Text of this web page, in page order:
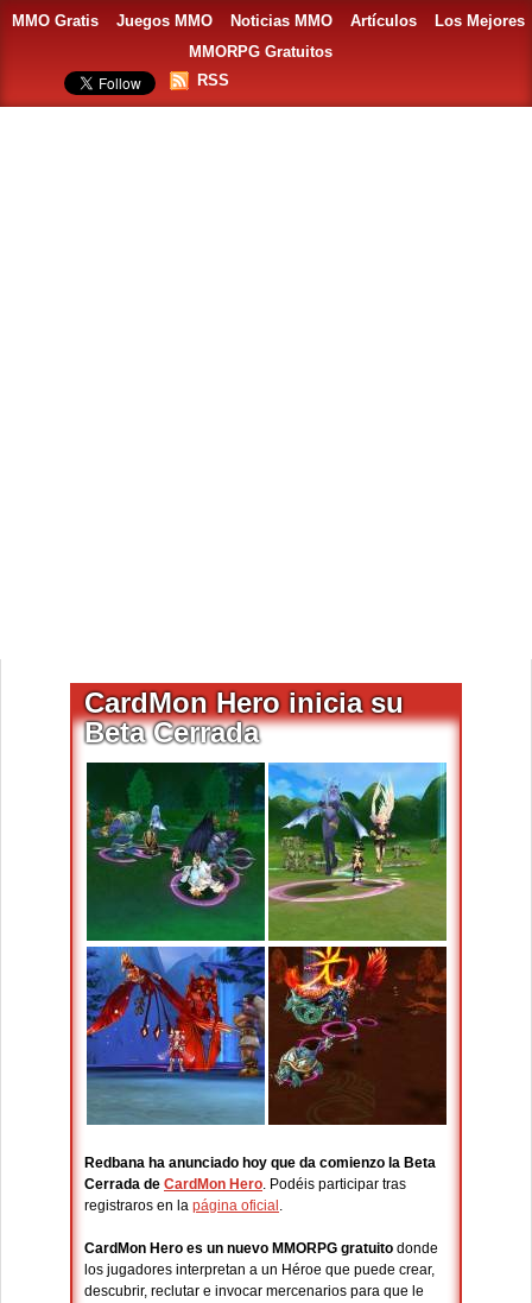
MMO Gratis Juegos MMO Noticias MMO Artículos
Los Mejores
MMORPG Gratuitos
RSS
CardMon Hero inicia su
Beta Cerrada
Redbana ha anunciado hoy que da comienzo la Beta
Cerrada de CardMon Hero. Podéis participar tras
registraros en la página oficial .
CardMon Hero es un nuevo MMORPG gratuito donde
los jugadores interpretan a un Héroe que puede crear,
descubrir, reclutar e invocar mercenarios para que le